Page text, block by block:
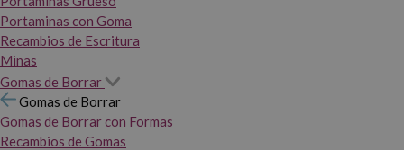
Portaminas con Goma
Recambios de Escritura
Minas
Gomas de Borrar
Gomas de Borrar
Gomas de Borrar con Formas
Recambios de Gomas